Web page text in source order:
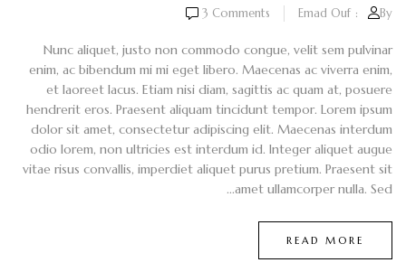
By:
Emad Ouf
3 Comments
Nunc aliquet, justo non commodo congue, velit sem pulvinar
enim, ac bibendum mi mi eget libero. Maecenas ac viverra enim,
et laoreet lacus. Etiam nisi diam, sagittis ac quam at, posuere
hendrerit eros. Praesent aliquam tincidunt tempor. Lorem ipsum
dolor sit amet, consectetur adipiscing elit. Maecenas interdum
odio lorem, non ultricies est interdum id. Integer aliquet augue
vitae risus convallis, imperdiet aliquet purus pretium. Praesent sit
amet ullamcorper nulla. Sed...
READ MORE